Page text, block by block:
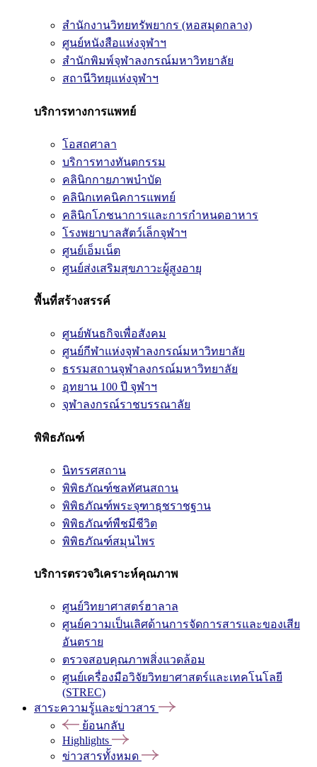
สำนักงานวิทยทรัพยากร (หอสมุดกลาง)
ศูนย์หนังสือแห่งจุฬาฯ
สำนักพิมพ์จุฬาลงกรณ์มหาวิทยาลัย
สถานีวิทยุแห่งจุฬาฯ
บริการทางการแพทย์
โอสถศาลา
บริการทางทันตกรรม
คลินิกกายภาพบำบัด
คลินิกเทคนิคการแพทย์
คลินิกโภชนาการและการกำหนดอาหาร
โรงพยาบาลสัตว์เล็กจุฬาฯ
ศูนย์เอ็มเน็ต
ศูนย์ส่งเสริมสุขภาวะผู้สูงอายุ
พื้นที่สร้างสรรค์
ศูนย์พันธกิจเพื่อสังคม
ศูนย์กีฬาแห่งจุฬาลงกรณ์มหาวิทยาลัย
ธรรมสถานจุฬาลงกรณ์มหาวิทยาลัย
อุทยาน 100 ปี จุฬาฯ
จุฬาลงกรณ์ราชบรรณาลัย
พิพิธภัณฑ์
นิทรรศสถาน
พิพิธภัณฑ์ชลทัศนสถาน
พิพิธภัณฑ์พระจุฑาธุชราชฐาน
พิพิธภัณฑ์พืชมีชีวิต
พิพิธภัณฑ์สมุนไพร
บริการตรวจวิเคราะห์คุณภาพ
ศูนย์วิทยาศาสตร์ฮาลาล
ศูนย์ความเป็นเลิศด้านการจัดการสารและของเสีย
อันตราย
ตรวจสอบคุณภาพสิ่งแวดล้อม
ศูนย์เครื่องมือวิจัยวิทยาศาสตร์และเทคโนโลยี
(STREC)
สาระความรู้และข่าวสาร
ย้อนกลับ
Highlights
ข่าวสารทั้งหมด